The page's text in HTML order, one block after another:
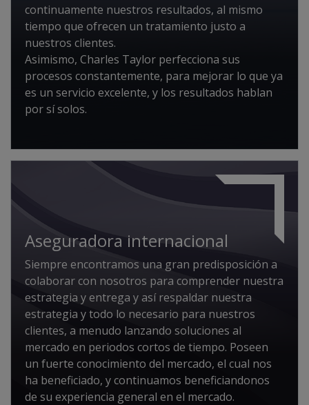
continuamente nuestros resultados, al mismo
tiempo que ofrecen un tratamiento justo a
nuestros clientes.
Asimismo, Charles Taylor perfecciona sus
procesos constantemente, para mejorar lo que ya
es un servicio excelente, y los resultados hablan
por sí solos.
Aseguradora internacional
Siempre encontramos una gran predisposición a
colaborar con nosotros para comprender nuestra
estrategia y entrega y así respaldar nuestra
estrategia y todo lo necesario para nuestros
clientes, a menudo lanzando soluciones al
mercado en periodos cortos de tiempo. Poseen
un fuerte conocimiento del mercado, el cual nos
ha beneficiado, y continuamos beneficiandonos
de su experiencia general en el mercado.